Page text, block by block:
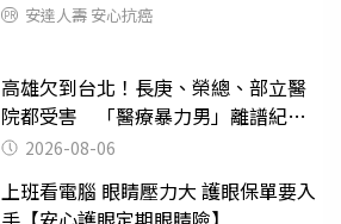
安達人壽 安心抗癌
高雄欠到台北！長庚、榮總、部立醫
院都受害 「醫療暴力男」離譜紀錄
曝光2026-08-06
上班看電腦 眼睛壓力大 護眼保單要入